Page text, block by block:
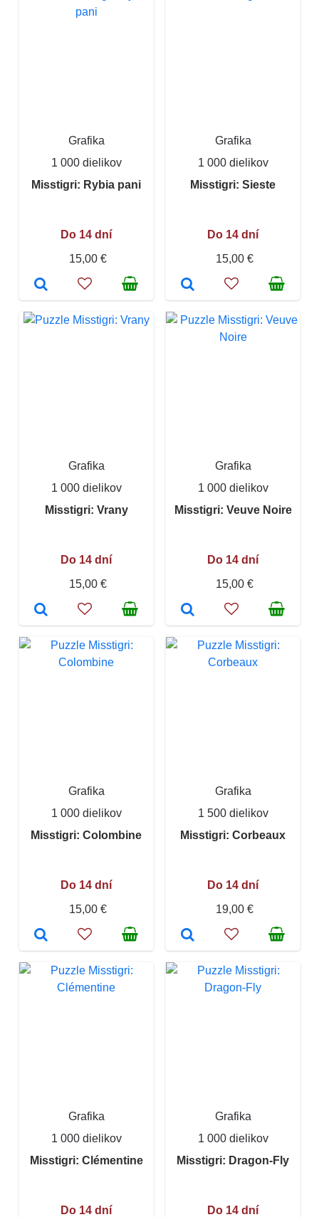
Grafika
1 000 dielikov
Misstigri: Rybia pani
Do 14 dní
15,00 €
Grafika
1 000 dielikov
Misstigri: Sieste
Do 14 dní
15,00 €
Grafika
1 000 dielikov
Misstigri: Vrany
Do 14 dní
15,00 €
Grafika
1 000 dielikov
Misstigri: Veuve Noire
Do 14 dní
15,00 €
Grafika
1 000 dielikov
Misstigri: Colombine
Do 14 dní
15,00 €
Grafika
1 500 dielikov
Misstigri: Corbeaux
Do 14 dní
19,00 €
Grafika
1 000 dielikov
Misstigri: Clémentine
Do 14 dní
Grafika
1 000 dielikov
Misstigri: Dragon-Fly
Do 14 dní